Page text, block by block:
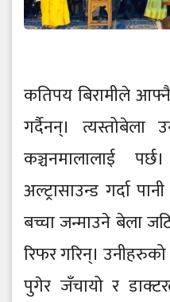
कतिपय बिरामीले
गर्दैनन्। त्यस्तोबेला
कञ्चनमालालाई
अल्ट्रासाउन्ड गर्दा
बच्चा जन्माउने बेला
रिफर गरिन्।
पुगेर जँचायो र